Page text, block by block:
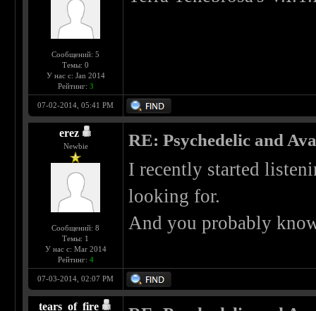
Сообщений: 5
Темы: 0
У нас с: Jan 2014
Рейтинг: 3
07-02-2014, 05:41 PM
erez
Newbie
Сообщений: 8
Темы: 1
У нас с: Mar 2014
Рейтинг: 4
RE: Psychedelic and
I recently started
looking for.
And you probably
07-03-2014, 02:07 PM
tears_of_fire